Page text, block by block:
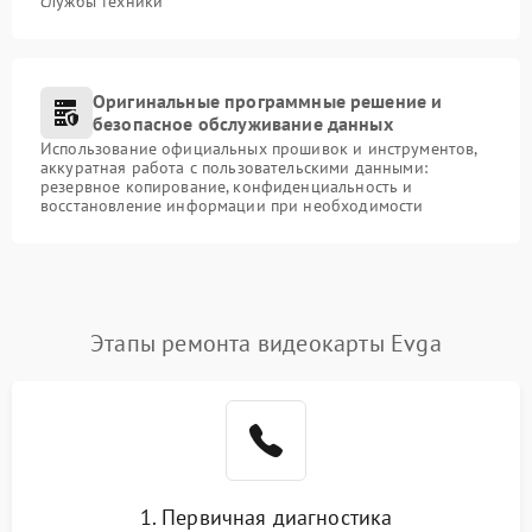
Оригинальные программные решение и
безопасное обслуживание данных
Использование официальных прошивок и инструментов,
аккуратная работа с пользовательскими данными:
резервное копирование, конфиденциальность и
восстановление информации при необходимости
Этапы ремонта видеокарты Evga
1. Первичная диагностика